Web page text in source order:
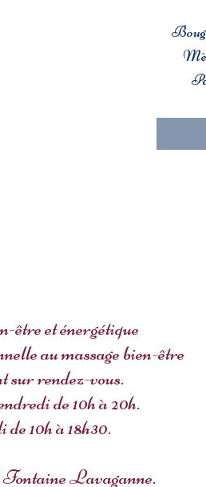
être et énergétique
au massage bien-être
sur rendez-vous.
de 10h à 20h.
10h à 18h30.
Fontaine Lavaganne.